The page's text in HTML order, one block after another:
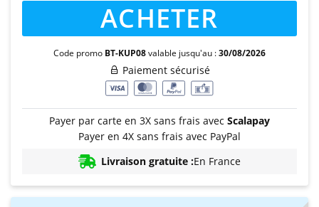
ACHETER
Code promo BT-KUP08valable jusqu'au :30/08/2026
Paiement sécurisé
Payer par carte en 3X sans frais avec Scalapay
Payer en 4X sans frais avec PayPal
Livraison gratuite :En France